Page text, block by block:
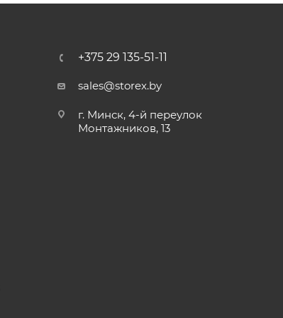
+375 29 135-51-11
sales@storex.by
г. Минск, 4-й переулок
Монтажников, 13